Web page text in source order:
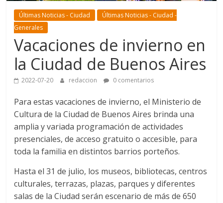
Últimas Noticias - Ciudad
Últimas Noticias - Ciudad -
Generales
Vacaciones de invierno en
la Ciudad de Buenos Aires
2022-07-20 redaccion 0 comentarios
Para estas vacaciones de invierno, el Ministerio de
Cultura de la Ciudad de Buenos Aires brinda una
amplia y variada programación de actividades
presenciales, de acceso gratuito o accesible, para
toda la familia en distintos barrios porteños.
Hasta el 31 de julio, los museos, bibliotecas, centros
culturales, terrazas, plazas, parques y diferentes
salas de la Ciudad serán escenario de más de 650